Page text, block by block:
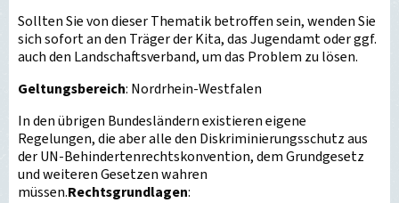
Sollten Sie von dieser Thematik betroffen sein, wenden Sie
sich sofort an den Träger der Kita, das Jugendamt oder ggf.
auch den Landschaftsverband, um das Problem zu lösen.
Geltungsbereich: Nordrhein-Westfalen
In den übrigen Bundesländern existieren eigene
Regelungen, die aber alle den Diskriminierungsschutz aus
der UN-Behindertenrechtskonvention, dem Grundgesetz
und weiteren Gesetzen wahren
müssen.Rechtsgrundlagen: